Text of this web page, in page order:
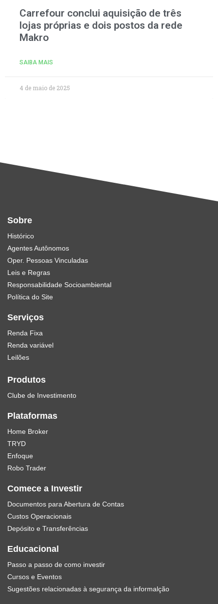
Carrefour conclui aquisição de três
lojas próprias e dois postos da rede
Makro
SAIBA MAIS
4 de maio de 2025
Sobre
Histórico
Agentes Autônomos
Oper. Pessoas Vinculadas
Leis e Regras
Responsabilidade Socioambiental
Política do Site
Serviços
Renda Fixa
Renda variável
Leilões
Produtos
Clube de Investimento
Plataformas
Home Broker
TRYD
Enfoque
Robo Trader
Comece a Investir
Documentos para Abertura de Contas
Custos Operacionais
Depósito e Transferências
Educacional
Passo a passo de como investir
Cursos e Eventos
Sugestões relacionadas à segurança da informalção